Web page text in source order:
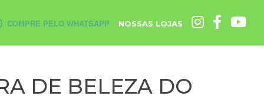
COMPRE PELO WHATSAPP NOSSAS LOJAS
DE BELEZA DO